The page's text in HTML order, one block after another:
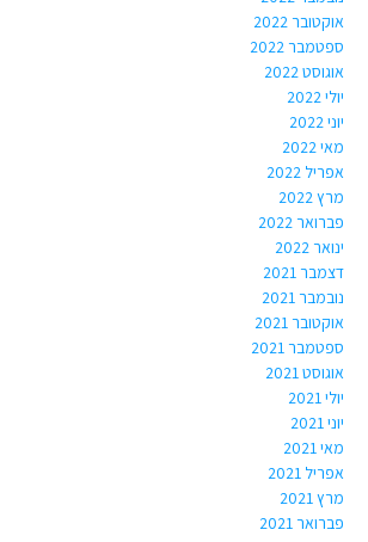
אוקטובר 2022
ספטמבר 2022
אוגוסט 2022
יולי 2022
יוני 2022
מאי 2022
אפריל 2022
מרץ 2022
פברואר 2022
ינואר 2022
דצמבר 2021
נובמבר 2021
אוקטובר 2021
ספטמבר 2021
אוגוסט 2021
יולי 2021
יוני 2021
מאי 2021
אפריל 2021
מרץ 2021
פברואר 2021